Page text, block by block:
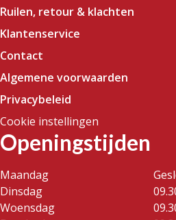
Ruilen, retour & klachten
Klantenservice
Contact
Algemene voorwaarden
Privacybeleid
Cookie instellingen
Openingstijden
Maandag
Dinsdag
Woensdag